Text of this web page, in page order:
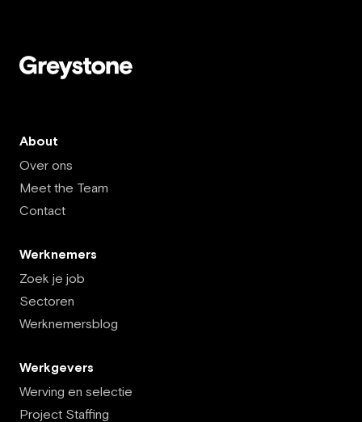
About
Over ons
Meet the Team
Contact
Werknemers
Zoek je job
Sectoren
Werknemersblog
Werkgevers
Werving en selectie
Project Staffing